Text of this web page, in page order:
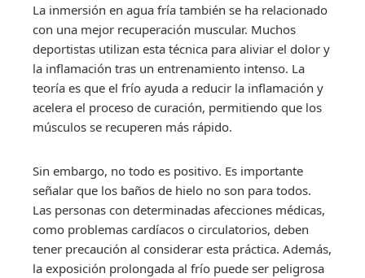
La inmersión en agua fría también se ha relacionado
con una mejor recuperación muscular. Muchos
deportistas utilizan esta técnica para aliviar el dolor y
la inflamación tras un entrenamiento intenso. La
teoría es que el frío ayuda a reducir la inflamación y
acelera el proceso de curación, permitiendo que los
músculos se recuperen más rápido.
Sin embargo, no todo es positivo. Es importante
señalar que los baños de hielo no son para todos.
Las personas con determinadas afecciones médicas,
como problemas cardíacos o circulatorios, deben
tener precaución al considerar esta práctica. Además,
la exposición prolongada al frío puede ser peligrosa